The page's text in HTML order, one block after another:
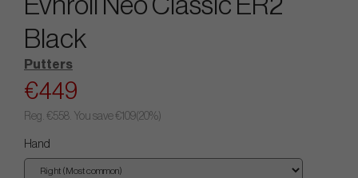
Evnroll Neo Classic ER2
Black
Putters
€449
Reg. €558. You save €109(20%)
Hand